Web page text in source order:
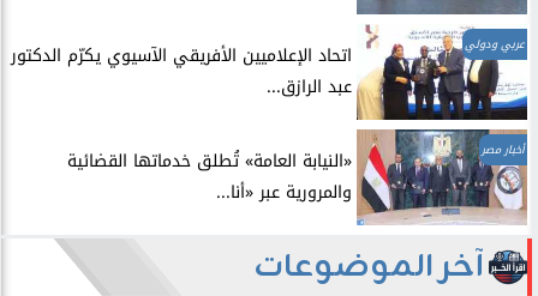
عربي ودولي
اتحاد الإعلاميين الأفريقي الآسيوي يكرّم الدكتور
عبد الرازق...
أخبار مصر
​«النيابة العامة» تُطلق خدماتها القضائية
والمرورية عبر «أنا...
آخر الموضوعات